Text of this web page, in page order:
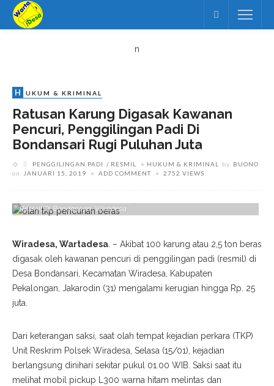
n
H UKUM & KRIMINAL
Ratusan Karung Digasak Kawanan
Pencuri, Penggilingan Padi Di
Bondansari Rugi Puluhan Juta
PENGGILINGAN PADI RESMIL HUKUM & KRIMINAL by BUONO
on
JANUARI 15, 2019 ADD COMMENT 2752 VIEWS
Resmil Di Bondansari, Wiradesa
Wiradesa, Wartadesa. – Akibat 100 karung atau 2,5 ton beras
digasak oleh kawanan pencuri di penggilingan padi (resmil) di
Desa Bondansari, Kecamatan Wiradesa, Kabupaten
Pekalongan, Jakarodin (31) mengalami kerugian hingga Rp. 25
juta.
Dari keterangan saksi, saat olah tempat kejadian perkara (TKP)
Unit Reskrim Polsek Wiradesa, Selasa (15/01), kejadian
berlangsung dinihari sekitar pukul 01.00 WIB. Saksi saat itu
melihat mobil pickup L300 warna hitam melintas dan